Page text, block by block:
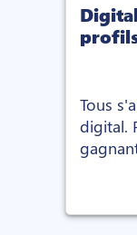
Tous
digital.